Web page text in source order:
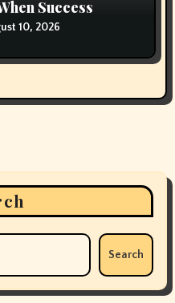
Success
10, 2026
Search